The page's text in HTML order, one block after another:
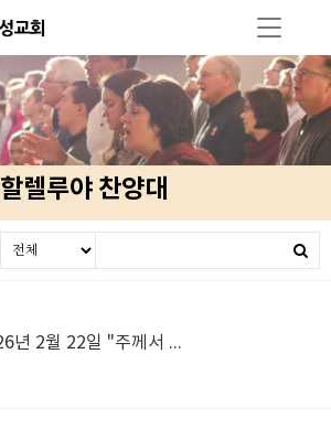
할렐루야 찬양대
2026년 2월 22일 "주께서 가신 길 따라"